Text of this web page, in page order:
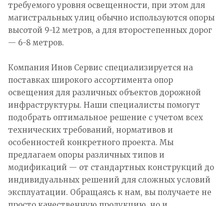
требуемого уровня освещенности, при этом для
магистральных улиц обычно используются опоры
высотой 9-12 метров, а для второстепенных дорог
— 6-8 метров.
Компания Инов Сервис специализируется на
поставках широкого ассортимента опор
освещения для различных объектов дорожной
инфраструктуры. Наши специалисты помогут
подобрать оптимальное решение с учетом всех
технических требований, нормативов и
особенностей конкретного проекта. Мы
предлагаем опоры различных типов и
модификаций — от стандартных конструкций до
индивидуальных решений для сложных условий
эксплуатации. Обращаясь к нам, вы получаете не